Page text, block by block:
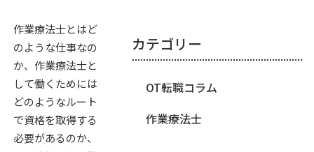
作業療法士とはど
のような仕事なの
か、作業療法士と
して働くためには
どのようなルート
で資格を取得する
必要があるのか、
カテゴリー
OT転職コラム
作業療法士